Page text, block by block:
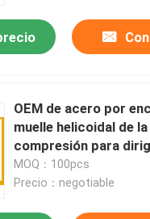
OEM de acero por
muelle helicoidal de la
compresión para
maquinaria
MOQ：100pcs
Precio：negotiable